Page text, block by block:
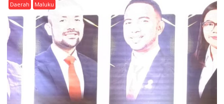
Daerah Maluku